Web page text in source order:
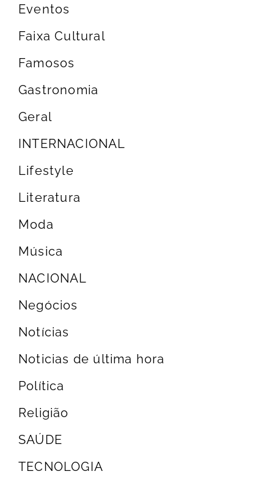
Eventos
Faixa Cultural
Famosos
Gastronomia
Geral
INTERNACIONAL
Lifestyle
Literatura
Moda
Música
NACIONAL
Negócios
Notícias
Noticias de última hora
Política
Religião
SAÚDE
TECNOLOGIA